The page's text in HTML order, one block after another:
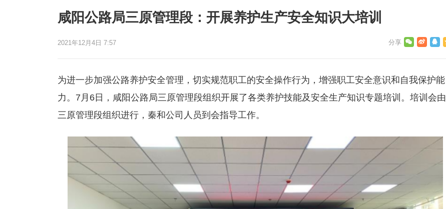
咸阳公路局三原管理段：开展养护生产安全知识大培训
2021年12月4日 7:57
为进一步加强公路养护安全管理，切实规范职工的安全操作行为，增强职工安全意识和自我保护能
力。7月6日，咸阳公路局三原管理段组织开展了各类养护技能及安全生产知识专题培训。培训会由
三原管理段组织进行，秦和公司人员到会指导工作。